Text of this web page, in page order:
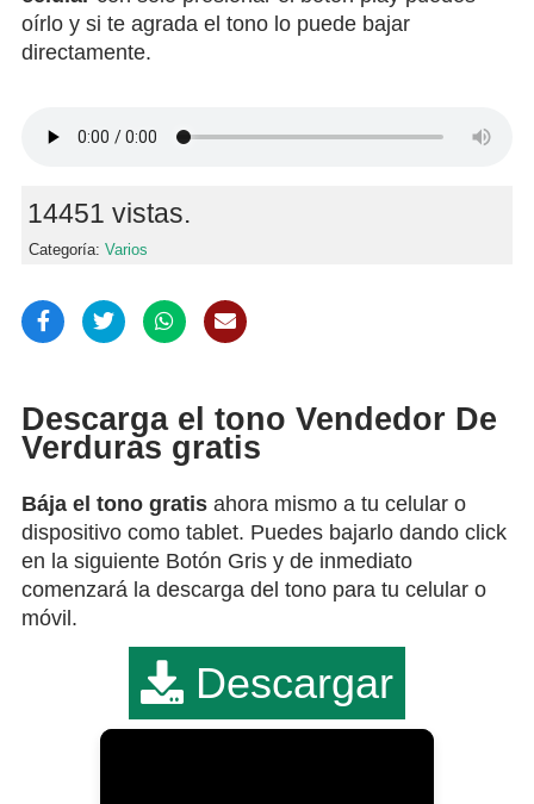
oírlo y si te agrada el tono lo puede bajar
directamente.
14451 vistas.
Categoría: Varios
Descarga el tono Vendedor De
Verduras gratis
Bája el tono gratis ahora mismo a tu celular o
dispositivo como tablet. Puedes bajarlo dando click
en la siguiente Botón Gris y de inmediato
comenzará la descarga del tono para tu celular o
móvil.
Descargar